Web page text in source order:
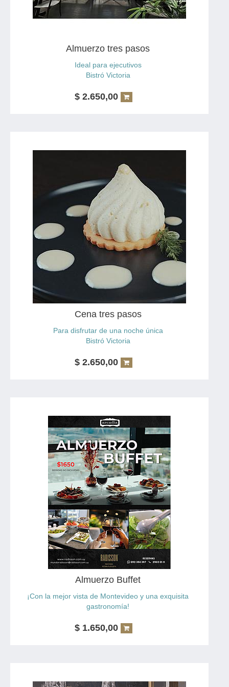
Los platos serán seleccionados de nuestra carta
Almuerzo tres pasos
Ideal para ejecutivos
Bistró Victoria
1 Bebidas a elección
1 Postre
Opciones de bebida:
Agua mineral
Refresco
Copa de vino
Los platos serán seleccionados de nuestra carta
$ 2.650,00
Cena tres pasos
Para disfrutar de una noche única
Bistró Victoria
1 Bebidas a elección
1 Postre
Opciones de bebida:
Agua mineral
Refresco
Copa de vino
Los platos serán seleccionados de nuestra carta
$ 2.650,00
Almuerzo Buffet
¡Con la mejor vista de Montevideo y una exquisita
gastronomía!
$ 1.650,00